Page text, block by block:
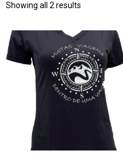
Showing all 2 results